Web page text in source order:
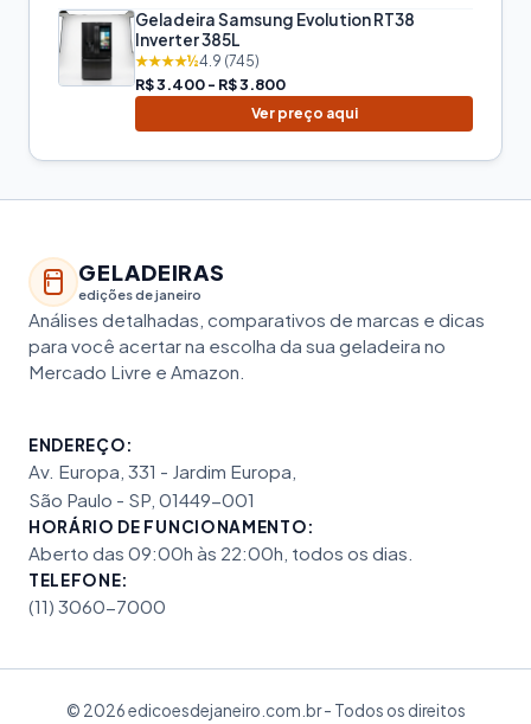
Geladeira Samsung Evolution RT38
Inverter 385L
★★★★½4.9 (745)
R$ 3.400 - R$ 3.800
Ver preço aqui
GELADEIRAS
edições de janeiro
Análises detalhadas, comparativos de marcas e dicas
para você acertar na escolha da sua geladeira no
Mercado Livre e Amazon.
ENDEREÇO:
Av. Europa, 331 - Jardim Europa,
São Paulo - SP, 01449-001
HORÁRIO DE FUNCIONAMENTO:
Aberto das 09:00h às 22:00h, todos os dias.
TELEFONE:
(11) 3060-7000
© 2026 edicoesdejaneiro.com.br - Todos os direitos